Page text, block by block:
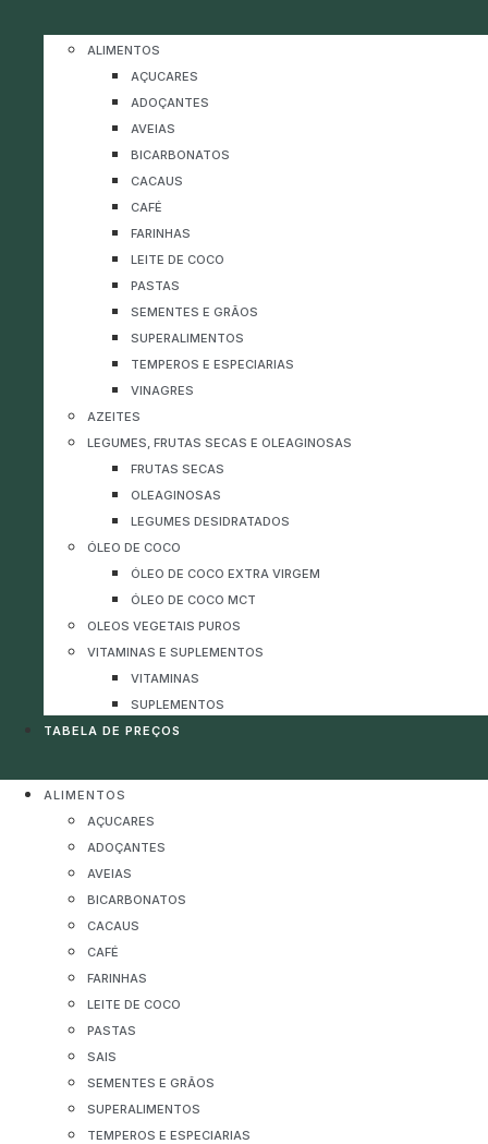
ALIMENTOS
AÇUCARES
ADOÇANTES
AVEIAS
BICARBONATOS
CACAUS
CAFÉ
FARINHAS
LEITE DE COCO
PASTAS
SEMENTES E GRÃOS
SUPERALIMENTOS
TEMPEROS E ESPECIARIAS
VINAGRES
AZEITES
LEGUMES, FRUTAS SECAS E OLEAGINOSAS
FRUTAS SECAS
OLEAGINOSAS
LEGUMES DESIDRATADOS
ÓLEO DE COCO
ÓLEO DE COCO EXTRA VIRGEM
ÓLEO DE COCO MCT
OLEOS VEGETAIS PUROS
VITAMINAS E SUPLEMENTOS
VITAMINAS
SUPLEMENTOS
TABELA DE PREÇOS
ALIMENTOS
AÇUCARES
ADOÇANTES
AVEIAS
BICARBONATOS
CACAUS
CAFÉ
FARINHAS
LEITE DE COCO
PASTAS
SAIS
SEMENTES E GRÃOS
SUPERALIMENTOS
TEMPEROS E ESPECIARIAS